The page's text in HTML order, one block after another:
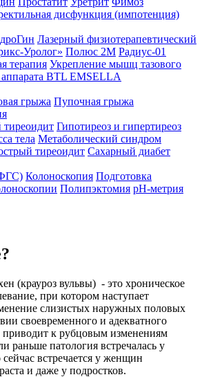
дисфункция (импотенция)
Лазерный физиотерапевтический
Уролог» Полюс 2М Радиус-01
терапия Укрепление мышц тазового
BTL EMSELLA
грыжа Пупочная грыжа
Гипотиреоз и гипертиреоз
тела Метаболический синдром
тиреоидит Сахарный диабет
Колоноскопия Подготовка
Полипэктомия рН-метрия
(крауроз вульвы) - это хроническое
при котором наступает
слизистых наружных половых
своевременного и адекватного
приводит к рубцовым изменениям
раньше патология встречалась у
встречается у женщин
и даже у подростков.